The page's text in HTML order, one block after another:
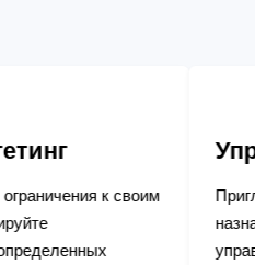
Пригласите членов
назначьте им
управления всеми
совместной работы.